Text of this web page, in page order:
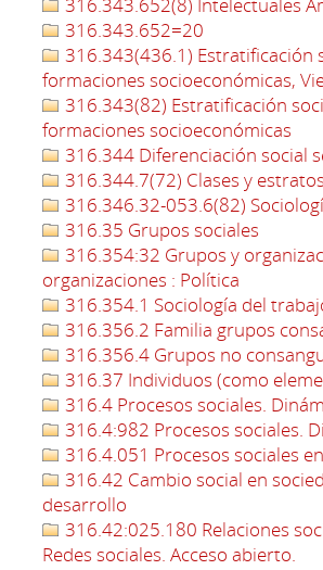
316.343.652=20
316.343(436.1) Estratificación
formaciones socioeconómicas,
316.343(82) Estratificación
formaciones socioeconómicas
316.344 Diferenciación social
316.344.7(72) Clases y
316.346.32-053.6(82)
316.35 Grupos sociales
316.354:32 Grupos y
organizaciones : Política
316.354.1 Sociología del
316.356.2 Familia grupos
316.356.4 Grupos no
316.37 Individuos (como
316.4 Procesos sociales.
316.4:982 Procesos sociales.
316.4.051 Procesos sociales
316.42 Cambio social en
desarrollo
316.42:025.180 Relaciones
Redes sociales. Acceso abierto.